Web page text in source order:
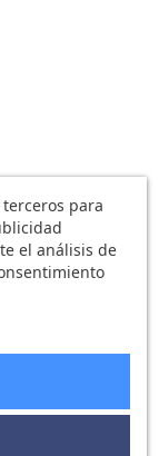
para
el análisis de